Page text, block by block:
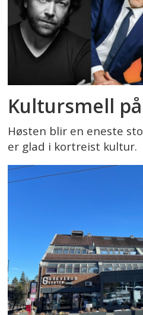
Kultursmell
Høsten blir en eneste
er glad i kortreist kultur.